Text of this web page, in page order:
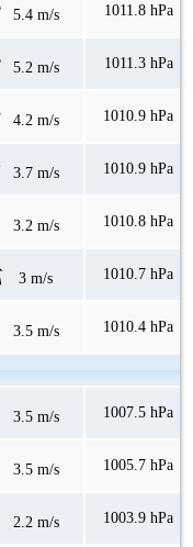
5.4 m/s 1011.8 hPa
5.2 m/s 1011.3 hPa
4.2 m/s 1010.9 hPa
3.7 m/s 1010.9 hPa
3.2 m/s 1010.8 hPa
3 m/s 1010.7 hPa
3.5 m/s 1010.4 hPa
3.5 m/s 1007.5 hPa
3.5 m/s 1005.7 hPa
2.2 m/s 1003.9 hPa